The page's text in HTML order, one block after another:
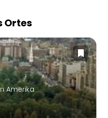
Ortes
Amerika